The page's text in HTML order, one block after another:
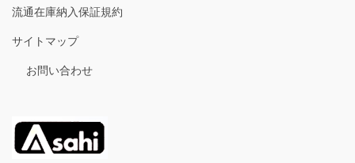
流通在庫納入保証規約
サイトマップ
お問い合わせ